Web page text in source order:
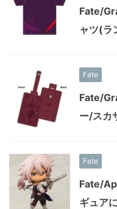
Fate/
ャツ(ラ
Fate
Fate/
ー/スカ
Fate
Fate/
ギュア